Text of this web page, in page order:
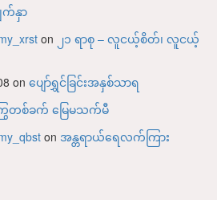
က်နှာ
on ၂၁ ရာစု – လူငယ့်စိတ်၊ လူငယ့်
on ပျော်ရွှင်ခြင်းအနှစ်သာရ
ေတစ်ခက် မြေမသက်မီ
on အန္တရာယ်ရေလက်ကြား